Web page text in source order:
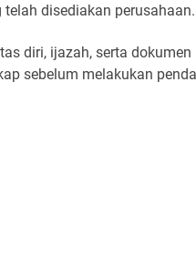
disediakan perusahaan.
diri, ijazah, serta
sebelum melakukan